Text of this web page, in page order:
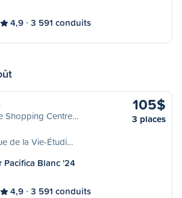
4,9 3 591 conduits
Shopping Centre…
de la Vie-Étudi…
105$
3 places
Pacifica Blanc '24
4,9 3 591 conduits